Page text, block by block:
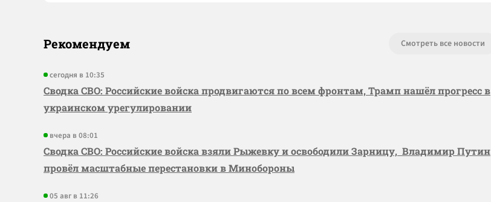
Рекомендуем Смотреть все новости
сегодня в 10:35
Сводка СВО: Российские войска продвигаются по всем фронтам, Трамп нашёл прогресс в
украинском урегулировании
вчера в 08:01
Сводка СВО: Российские войска взяли Рыжевку и освободили Зарницу, Владимир Путин
провёл масштабные перестановки в Минобороны
05 авг в 11:26